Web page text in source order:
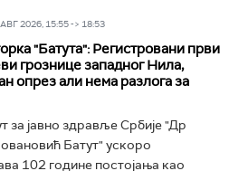
2026, 15:55 -> 18:53
"Батута": Регистровани први
грознице западног Нила,
опрез али нема разлога за
за јавно здравље Србије "Др
Батут" ускоро
102 године постојања као